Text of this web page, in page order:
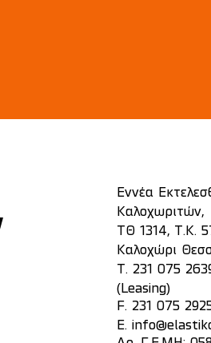
Εννέα
Καλοχωριτών,
ΤΘ 1314, Τ.Κ.
Καλοχώρι
T. 231 075
(Leasing)
F. 231 075
E.